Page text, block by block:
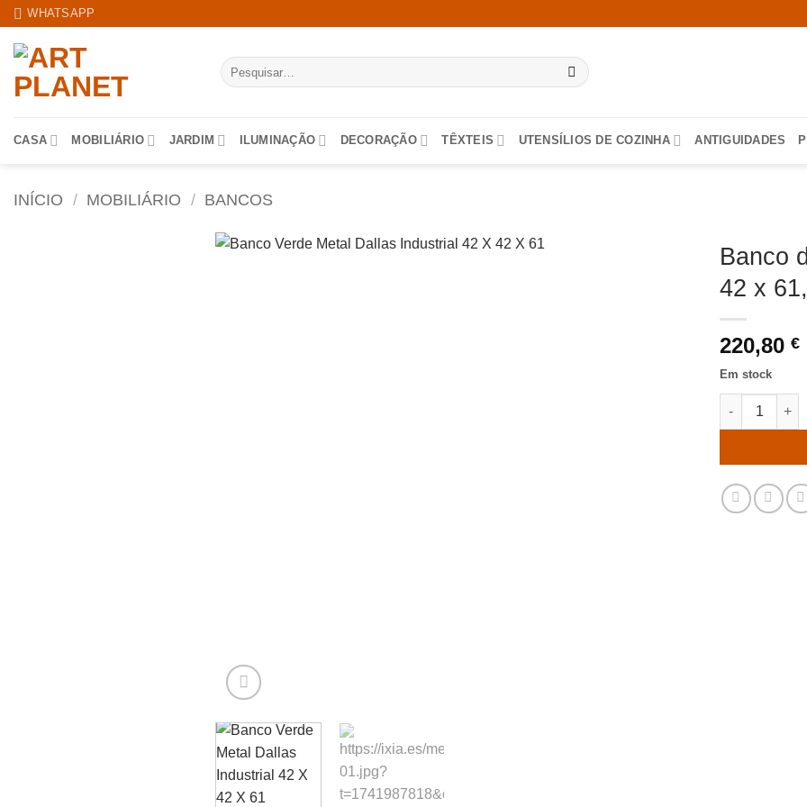
Skip
content
WHATSAPP
Pesquisar
por:
CASA MOBILIÁRIO JARDIM ILUMINAÇÃO DECORAÇÃO TÊXTEIS UTENSÍLIOS DE COZINHA ANTIGUIDADES
INÍCIO / MOBILIÁRIO / BANCOS
Banco
42 x
220,80 €
Em stock
Quantidade